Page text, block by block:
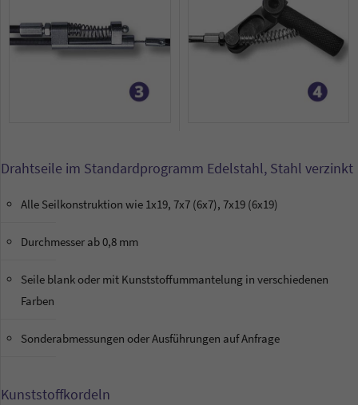
Drahtseile im Standardprogramm Edelstahl, Stahl verzinkt
Alle Seilkonstruktion wie 1x19, 7x7 (6x7), 7x19 (6x19)
Durchmesser ab 0,8 mm
Seile blank oder mit Kunststoffummantelung in verschiedenen
Farben
Sonderabmessungen oder Ausführungen auf Anfrage
Kunststoffkordeln